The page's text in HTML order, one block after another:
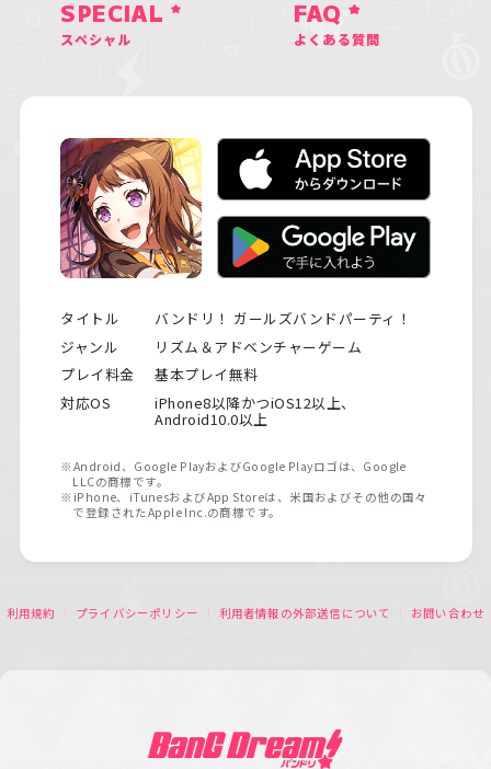
SPECIAL
スペシャル
FAQ
よくある質問
タイトル
バンドリ！ ガールズバンドパーティ！
ジャンル
リズム＆アドベンチャーゲーム
プレイ料金
基本プレイ無料
対応OS
iPhone8以降かつiOS12以上、
Android10.0以上
※Android、Google PlayおよびGoogle Playロゴは、Google
LLCの商標です。
※iPhone、iTunesおよびApp Storeは、米国およびその他の国々
で登録されたApple Inc.の商標です。
利用規約 プライバシーポリシー 利用者情報の外部送信について お問い合わせ